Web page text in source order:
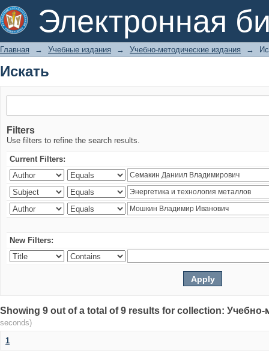
Электронная
Искать
Главная → Учебные издания → Учебно-методические издания →
Искать
Filters
Use filters to refine the search results.
Current Filters:
New Filters:
Showing 9 out of a total of 9 results for collection:
seconds)
1